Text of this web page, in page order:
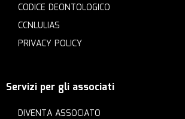
CODICE DEONTOLOGICO
CCNLULIAS
PRIVACY POLICY
Servizi per gli associati
DIVENTA ASSOCIATO